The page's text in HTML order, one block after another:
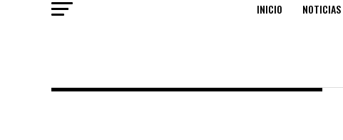
INICIO NOTICIAS